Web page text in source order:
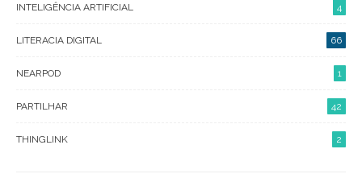
INTELIGÊNCIA ARTIFICIAL 4
LITERACIA DIGITAL 66
NEARPOD 1
PARTILHAR 42
THINGLINK 2